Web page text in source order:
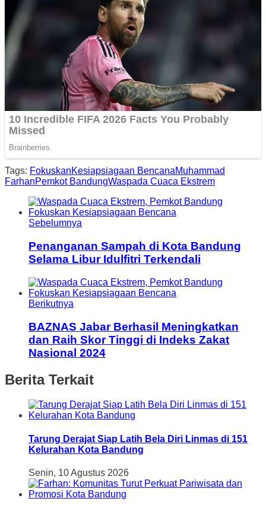
Tags: FokuskanKesiapsiagaan BencanaMuhammad
FarhanPemkot BandungWaspada Cuaca Ekstrem
Sebelumnya
Penanganan Sampah di Kota Bandung
Selama Libur Idulfitri Terkendali
Berikutnya
BAZNAS Jabar Berhasil Meningkatkan
dan Raih Skor Tinggi di Indeks Zakat
Nasional 2024
Berita Terkait
Tarung Derajat Siap Latih Bela Diri Linmas di 151
Kelurahan Kota Bandung
Senin, 10 Agustus 2026